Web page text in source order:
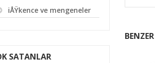
iÅŸkence ve mengeneler
SATANLAR